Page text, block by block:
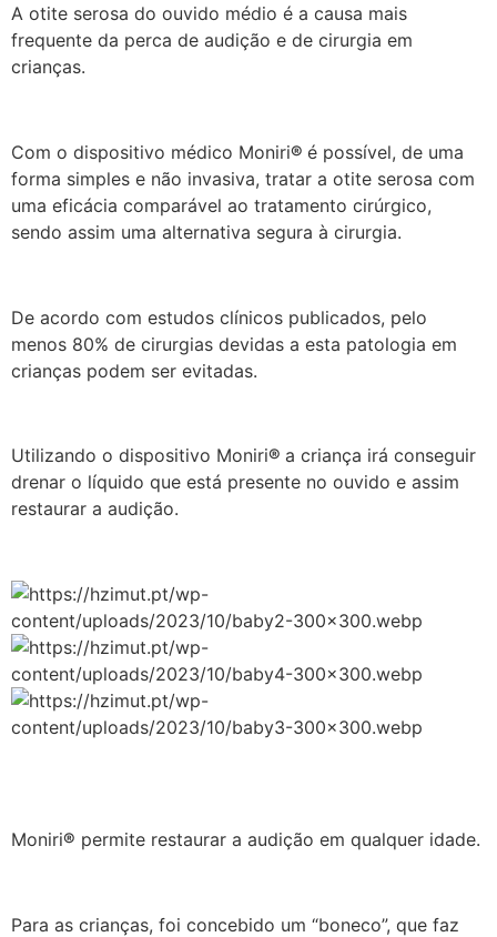
A otite serosa do ouvido médio é a causa mais
frequente da perca de audição e de cirurgia em
crianças.
Com o dispositivo médico Moniri® é possível, de uma
forma simples e não invasiva, tratar a otite serosa com
uma eficácia comparável ao tratamento cirúrgico,
sendo assim uma alternativa segura à cirurgia.
De acordo com estudos clínicos publicados, pelo
menos 80% de cirurgias devidas a esta patologia em
crianças podem ser evitadas.
Utilizando o dispositivo Moniri® a criança irá conseguir
drenar o líquido que está presente no ouvido e assim
restaurar a audição.
Moniri® permite restaurar a audição em qualquer idade.
Para as crianças, foi concebido um “boneco”, que faz